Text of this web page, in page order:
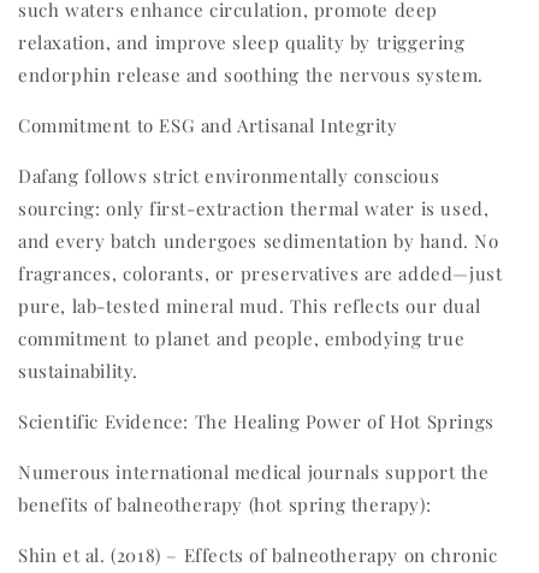
such waters enhance circulation, promote deep
relaxation, and improve sleep quality by triggering
endorphin release and soothing the nervous system.
Commitment to ESG and Artisanal Integrity
Dafang follows strict environmentally conscious
sourcing: only first-extraction thermal water is used,
and every batch undergoes sedimentation by hand. No
fragrances, colorants, or preservatives are added—just
pure, lab-tested mineral mud. This reflects our dual
commitment to planet and people, embodying true
sustainability.
Scientific Evidence: The Healing Power of Hot Springs
Numerous international medical journals support the
benefits of balneotherapy (hot spring therapy):
Shin et al. (2018) – Effects of balneotherapy on chronic